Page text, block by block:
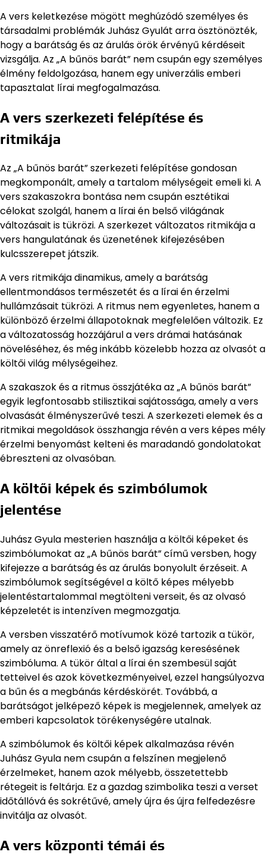
A vers keletkezése mögött meghúzódó személyes és
társadalmi problémák Juhász Gyulát arra ösztönözték,
hogy a barátság és az árulás örök érvényű kérdéseit
vizsgálja. Az „A bűnös barát” nem csupán egy személyes
élmény feldolgozása, hanem egy univerzális emberi
tapasztalat lírai megfogalmazása.
A vers szerkezeti felépítése és
ritmikája
Az „A bűnös barát” szerkezeti felépítése gondosan
megkomponált, amely a tartalom mélységeit emeli ki. A
vers szakaszokra bontása nem csupán esztétikai
célokat szolgál, hanem a lírai én belső világának
változásait is tükrözi. A szerkezet változatos ritmikája a
vers hangulatának és üzenetének kifejezésében
kulcsszerepet játszik.
A vers ritmikája dinamikus, amely a barátság
ellentmondásos természetét és a lírai én érzelmi
hullámzásait tükrözi. A ritmus nem egyenletes, hanem a
különböző érzelmi állapotoknak megfelelően változik. Ez
a változatosság hozzájárul a vers drámai hatásának
növeléséhez, és még inkább közelebb hozza az olvasót a
költői világ mélységeihez.
A szakaszok és a ritmus összjátéka az „A bűnös barát”
egyik legfontosabb stilisztikai sajátossága, amely a vers
olvasását élményszerűvé teszi. A szerkezeti elemek és a
ritmikai megoldások összhangja révén a vers képes mély
érzelmi benyomást kelteni és maradandó gondolatokat
ébreszteni az olvasóban.
A költői képek és szimbólumok
jelentése
Juhász Gyula mesterien használja a költői képeket és
szimbólumokat az „A bűnös barát” című versben, hogy
kifejezze a barátság és az árulás bonyolult érzéseit. A
szimbólumok segítségével a költő képes mélyebb
jelentéstartalommal megtölteni verseit, és az olvasó
képzeletét is intenzíven megmozgatja.
A versben visszatérő motívumok közé tartozik a tükör,
amely az önreflexió és a belső igazság keresésének
szimbóluma. A tükör által a lírai én szembesül saját
tetteivel és azok következményeivel, ezzel hangsúlyozva
a bűn és a megbánás kérdéskörét. Továbbá, a
barátságot jelképező képek is megjelennek, amelyek az
emberi kapcsolatok törékenységére utalnak.
A szimbólumok és költői képek alkalmazása révén
Juhász Gyula nem csupán a felszínen megjelenő
érzelmeket, hanem azok mélyebb, összetettebb
rétegeit is feltárja. Ez a gazdag szimbolika teszi a verset
időtállóvá és sokrétűvé, amely újra és újra felfedezésre
invitálja az olvasót.
A vers központi témái és